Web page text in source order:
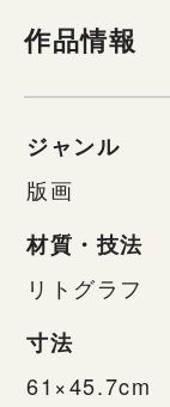
作品情報
ジャンル
版画
材質・技法
リトグラフ
寸法
61×45.7cm